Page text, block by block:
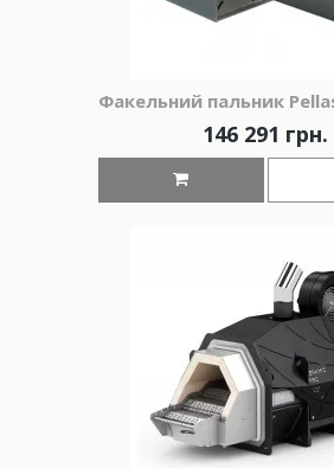
Факельний пальник
146 291 грн.